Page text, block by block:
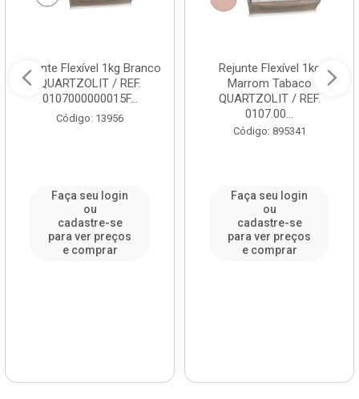
Rejunte Flexível 1kg Branco
QUARTZOLIT / REF.
0107000000015F...
Código: 13956
Faça seu login
ou
cadastre-se
para ver preços
e comprar
Rejunte Flexível 1kg
Marrom Tabaco
QUARTZOLIT / REF.
0107.00...
Código: 895341
Faça seu login
ou
cadastre-se
para ver preços
e comprar